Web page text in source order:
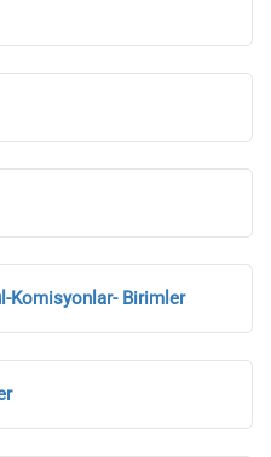
Komisyonlar- Birimler